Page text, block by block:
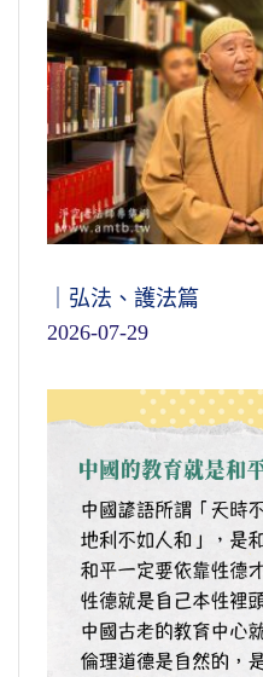
｜弘法、護法篇
2026-07-29